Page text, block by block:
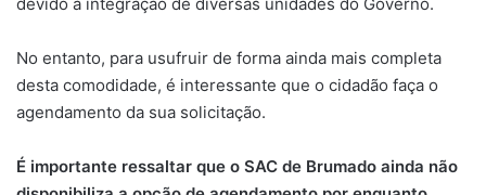
No entanto, para usufruir de forma ainda mais completa
desta comodidade, é interessante que o cidadão faça o
agendamento da sua solicitação.
É importante ressaltar que o SAC de Brumado ainda não